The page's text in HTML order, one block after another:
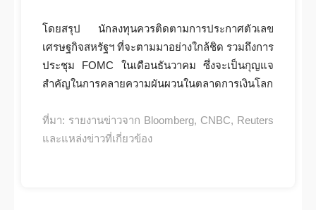
โดยสรุป นักลงทุนควรติดตามการประกาศตัวเลข
เศรษฐกิจสหรัฐฯ ที่จะตามมาอย่างใกล้ชิด รวมถึงการ
ประชุม FOMC ในเดือนธันวาคม ซึ่งจะเป็นกุญแจ
สำคัญในการคลายความผันผวนในตลาดการเงินโลก
ที่มา: รายงานข่าวจาก Bloomberg, CNBC, Reuters
และแหล่งข่าวที่เกี่ยวข้อง